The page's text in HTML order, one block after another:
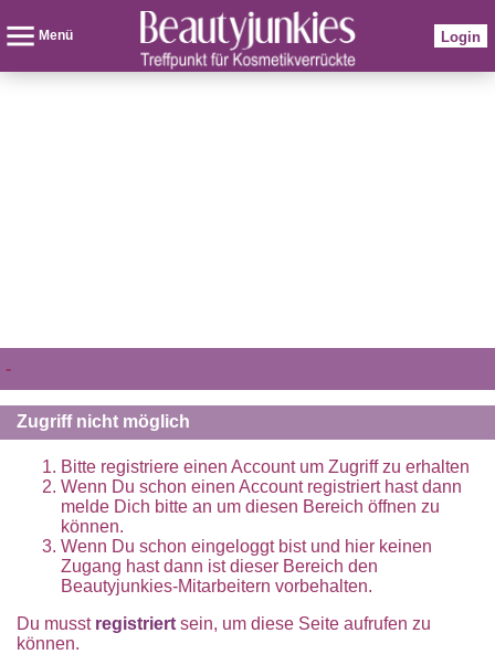
Menü Login
-
Zugriff nicht möglich
Bitte registriere einen Account um Zugriff zu erhalten
Wenn Du schon einen Account registriert hast dann
melde Dich bitte an um diesen Bereich öffnen zu
können.
Wenn Du schon eingeloggt bist und hier keinen
Zugang hast dann ist dieser Bereich den
Beautyjunkies-Mitarbeitern vorbehalten.
Du musst registriert sein, um diese Seite aufrufen zu
können.